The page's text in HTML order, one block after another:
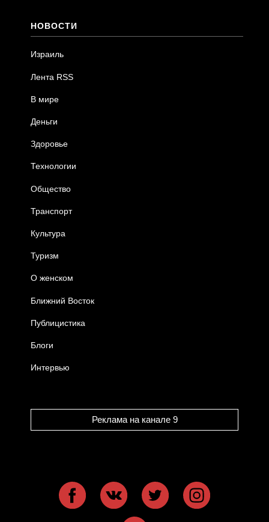
НОВОСТИ
Израиль
Лента RSS
В мире
Деньги
Здоровье
Технологии
Общество
Транспорт
Культура
Туризм
О женском
Ближний Восток
Публицистика
Блоги
Интервью
Реклама на канале 9